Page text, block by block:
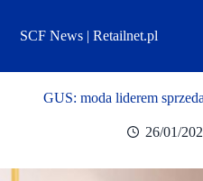
treściSCF News | Retailnet.pl
GUS: moda liderem
26/01/